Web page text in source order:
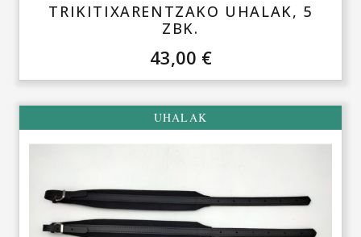
TRIKITIXARENTZAKO UHALAK, 5
ZBK.
43,00 €
UHALAK